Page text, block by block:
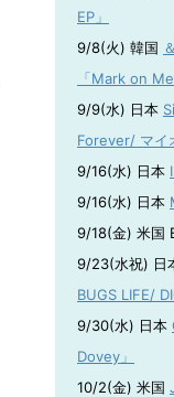
EP」
9/8(火) 韓国
「Mark on Me
9/9(水) 日本
Forever/ マイ
9/16(水) 日本
9/16(水) 日本
9/18(金) 米国
9/23(水祝) 日
BUGS LIFE/
9/30(水) 日本
Dovey」
10/2(金) 米国